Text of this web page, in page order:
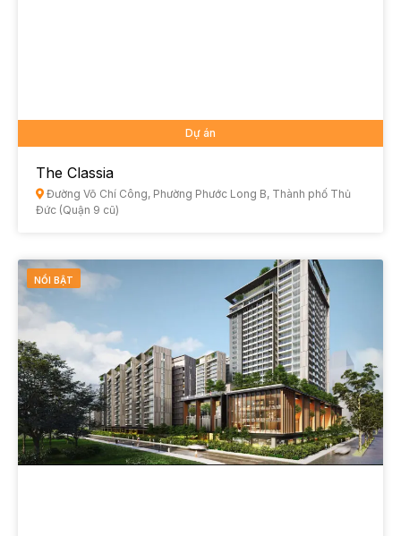
Dự án
The Classia
Đường Võ Chí Công, Phường Phước Long B, Thành phố Thủ
Đức (Quận 9 cũ)
NỔI BẬT